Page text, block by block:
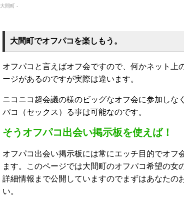
大間町 -
大間町でオフパコを楽しもう。
オフパコと言えばオフ会ですので、何かネット上
ージがあるのですが実際は違います。
ニコニコ超会議の様のビッグなオフ会に参加しな
パコ（セックス）る事は可能なのです。
そうオフパコ出会い掲示板を使えば！
オフパコ出会い掲示板には常にエッチ目的でオフ
ます。このページでは大間町のオフパコ希望の女
詳細情報まで公開していますのでまずはあなたの
い。